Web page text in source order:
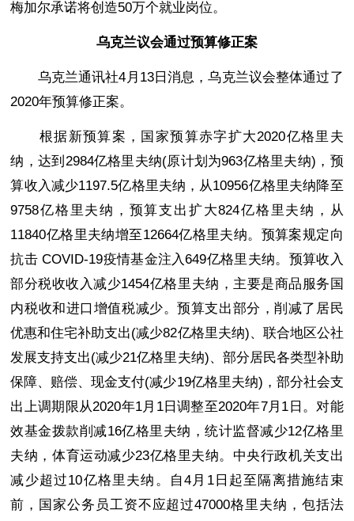
梅加尔承诺将创造50万个就业岗位。
乌克兰议会通过预算修正案
乌克兰通讯社4月13日消息，乌克兰议会整体通过了
2020年预算修正案。
根据新预算案，国家预算赤字扩大2020亿格里夫
纳，达到2984亿格里夫纳(原计划为963亿格里夫纳)，预
算收入减少1197.5亿格里夫纳，从10956亿格里夫纳降至
9758亿格里夫纳，预算支出扩大824亿格里夫纳，从
11840亿格里夫纳增至12664亿格里夫纳。预算案规定向
抗击 COVID-19疫情基金注入649亿格里夫纳。预算收入
部分税收收入减少1454亿格里夫纳，主要是商品服务国
内税收和进口增值税减少。预算支出部分，削减了居民
优惠和住宅补助支出(减少82亿格里夫纳)、联合地区公社
发展支持支出(减少21亿格里夫纳)、部分居民各类型补助
保障、赔偿、现金支付(减少19亿格里夫纳)，部分社会支
出上调期限从2020年1月1日调整至2020年7月1日。对能
效基金拨款削减16亿格里夫纳，统计监督减少12亿格里
夫纳，体育运动减少23亿格里夫纳。中央行政机关支出
减少超过10亿格里夫纳。自4月1日起至隔离措施结束
前，国家公务员工资不应超过47000格里夫纳，包括法